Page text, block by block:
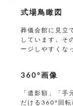
式場鳥瞰図
葬儀会館に見立
しています。そ
ージしやすくな
360°画像
「遺影額」「手
だける360°回転